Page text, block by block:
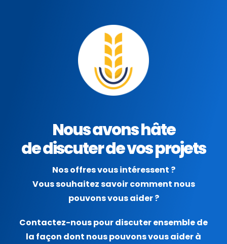
Nous avons hâte
de discuter de vos projets
Nos offres vous intéressent ?
Vous souhaitez savoir comment nous
pouvons vous aider ?
Contactez-nous pour discuter ensemble de
la façon dont nous pouvons vous aider à